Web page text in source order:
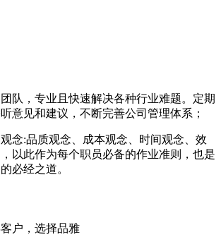
队，专业且快速解决各种行业难题。定期
意见和建议，不断完善公司管理体系；
念:品质观念、成本观念、时间观念、效
以此作为每个职员必备的作业准则，也是
必经之道。
户，选择品雅